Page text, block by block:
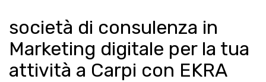
società di consulenza in
Marketing digitale per la tua
attività a Carpi con EKRA